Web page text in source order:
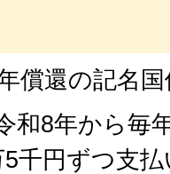
償還の記名
和8年から毎
5千円ずつ支